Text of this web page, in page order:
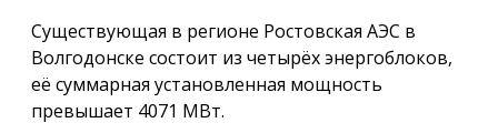
Существующая в регионе Ростовская АЭС в
Волгодонске состоит из четырёх энергоблоков,
её суммарная установленная мощность
превышает 4071 МВт.